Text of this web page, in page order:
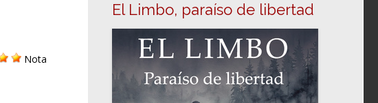
Nota
El Limbo, paraíso de libertad